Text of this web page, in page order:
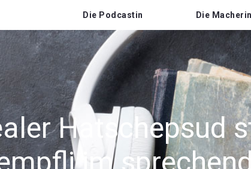
Die Podcastin Die
Hatschepsud
im